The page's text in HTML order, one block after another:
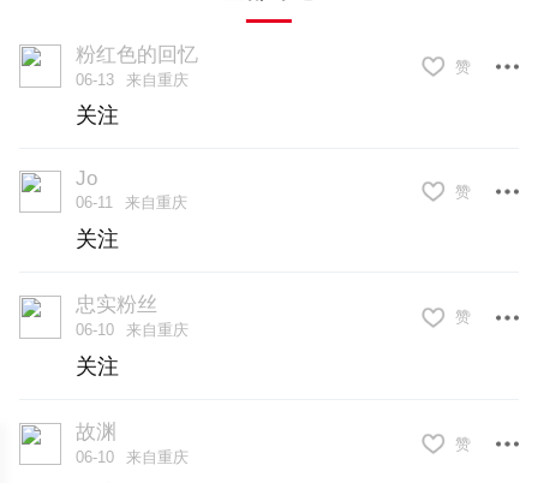
应急管理局统筹各镇街、各行业部门开展
拉网式隐患排查，紧盯山洪地质灾害点、
键点位，全方位排查整治防汛安全隐患，
累计紧急避险转移107户202人，筑牢汛期
当然，汛期里的风险隐患并不是一成不变
会随之变化。
灾难没有如果，别让“侥
粉红色的回忆
06-13 来自重庆
赞
关注
Jo
06-11 来自重庆
赞
关注
忠实粉丝
06-10 来自重庆
赞
关注
故渊
06-10 来自重庆
赞